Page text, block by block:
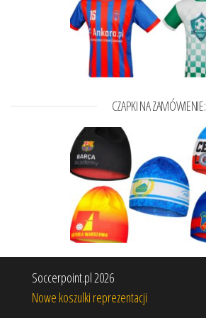
CZAPKI NA ZAMÓWIENIE:
Soccerpoint.pl 2026
Nowe koszulki reprezentacji